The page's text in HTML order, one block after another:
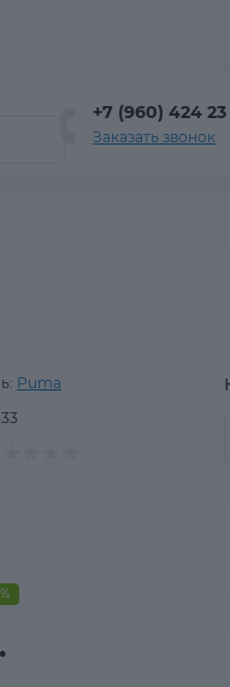
+7 (960) 424
Заказать звонок
Puma